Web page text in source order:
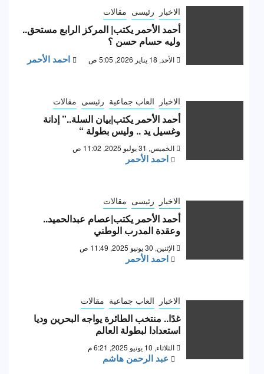
الاخبار رئيسى مقالات
أحمد الأحمر يكتب| المركز الرابع مستحق..
وليه حسام حسن ؟
الأحد, 18 يناير 2026, 5:05 ص احمد الأحمر
الاخبار العاب جماعية رئيسى مقالات
أحمد الأحمر يكتب|بيان السلة..” إدانة
وغسيل يد .. وليس بطولة “
الخميس, 31 يوليو 2025, 11:02 ص
احمد الأحمر
الاخبار رئيسى مقالات
أحمد الأحمر يكتب|عصام عبدالحميد..
وعقدة المدرب الوطني
الإثنين, 30 يونيو 2025, 11:49 ص
احمد الأحمر
الاخبار العاب جماعية مقالات
غدًا.. منتخب الطائرة يواجه البحرين وديا
استعدادا لبطولة العالم
الثلاثاء, 10 يونيو 2025, 6:21 م
عبد الرحمن هاشم